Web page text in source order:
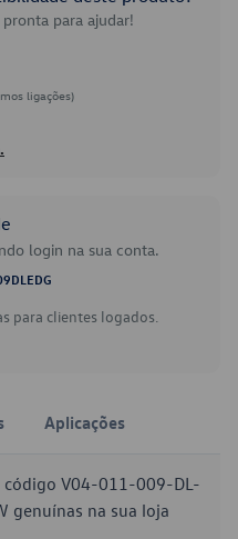
para ajudar!
ligações)
login na sua conta.
para clientes logados.
Aplicações
código V04-011-009-DL-
genuínas na sua loja